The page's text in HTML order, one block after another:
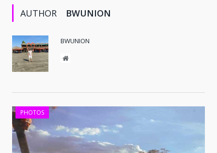
AUTHOR BWUNION
BWUNION
Website
PHOTOS